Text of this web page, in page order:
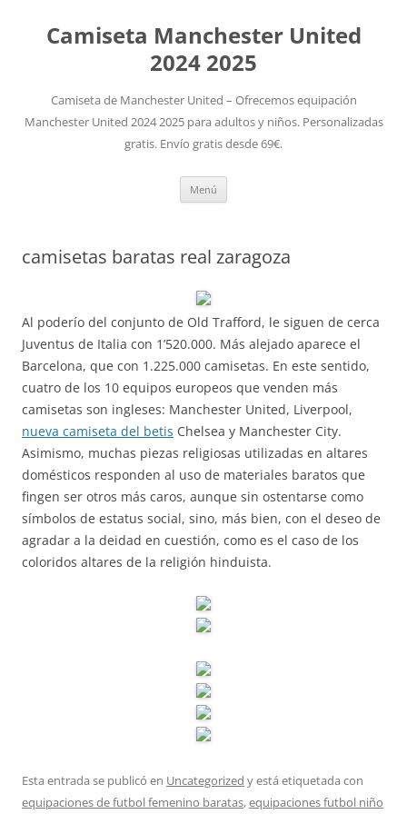
Camiseta Manchester United
2024 2025
Camiseta de Manchester United – Ofrecemos equipación
Manchester United 2024 2025 para adultos y niños. Personalizadas
gratis. Envío gratis desde 69€.
Menú
camisetas baratas real zaragoza
Al poderío del conjunto de Old Trafford, le siguen de cerca
Juventus de Italia con 1’520.000. Más alejado aparece el
Barcelona, que con 1.225.000 camisetas. En este sentido,
cuatro de los 10 equipos europeos que venden más
camisetas son ingleses: Manchester United, Liverpool,
nueva camiseta del betis Chelsea y Manchester City.
Asimismo, muchas piezas religiosas utilizadas en altares
domésticos responden al uso de materiales baratos que
fingen ser otros más caros, aunque sin ostentarse como
símbolos de estatus social, sino, más bien, con el deseo de
agradar a la deidad en cuestión, como es el caso de los
coloridos altares de la religión hinduista.
Esta entrada se publicó en Uncategorized y está etiquetada con
equipaciones de futbol femenino baratas,equipaciones futbol niño